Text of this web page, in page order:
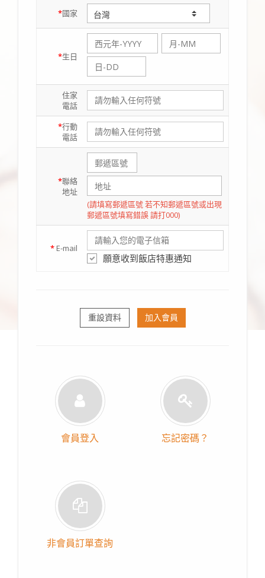
*國家
*生日
住家
電話
*行動
電話
*聯絡
地址
(請填寫郵遞區號 若不知郵遞區號或出現
郵遞區號填寫錯誤 請打000)
* E-mail
願意收到飯店特惠通知
重設資料 加入會員
會員登入 忘記密碼？
非會員訂單查詢